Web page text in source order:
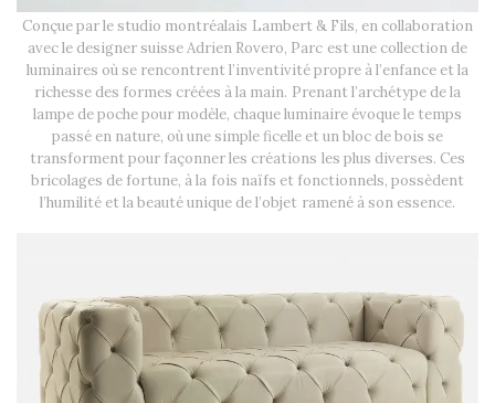
Conçue par le studio montréalais Lambert & Fils, en collaboration
avec le designer suisse Adrien Rovero, Parc est une collection de
luminaires où se rencontrent l’inventivité propre à l’enfance et la
richesse des formes créées à la main. Prenant l’archétype de la
lampe de poche pour modèle, chaque luminaire évoque le temps
passé en nature, où une simple ficelle et un bloc de bois se
transforment pour façonner les créations les plus diverses. Ces
bricolages de fortune, à la fois naïfs et fonctionnels, possèdent
l’humilité et la beauté unique de l’objet ramené à son essence.